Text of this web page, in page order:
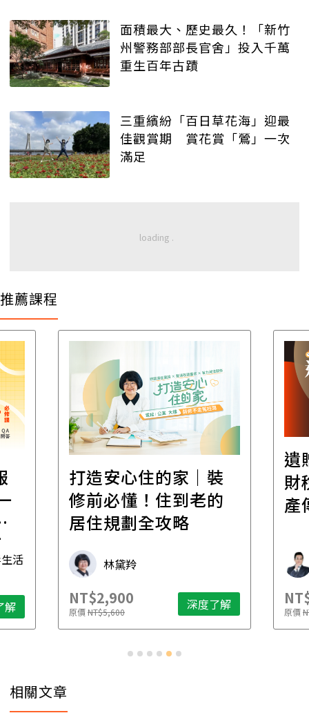
面積最大、歷史最久！「新竹
州警務部部長官舍」投入千萬
重生百年古蹟
三重繽紛「百日草花海」迎最
佳觀賞期 賞花賞「鶯」一次
滿足
推薦課程
活
解
打造安心住的家｜裝
修前必懂！住到老的
居住規劃全攻略
林黛羚
NT$2,900
原價NT$5,600 深度了解
遺
財
產
原價
相關文章